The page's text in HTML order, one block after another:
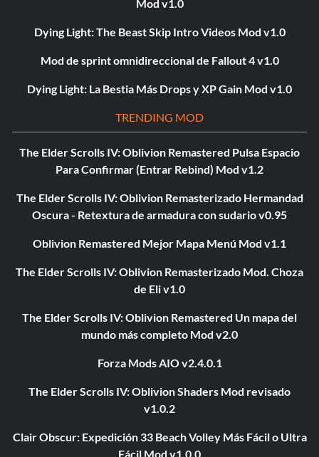
Mod v1.0
Dying Light: The Beast Skip Intro Videos Mod v1.0
Mod de sprint omnidireccional de Fallout 4 v1.0
Dying Light: La Bestia Más Drops y XP Gain Mod v1.0
TRENDING MOD
The Elder Scrolls IV: Oblivion Remastered Pulsa Espacio
Para Confirmar (Entrar Rebind) Mod v1.2
The Elder Scrolls IV: Oblivion Remasterizado Hermandad
Oscura - Retextura de armadura con sudario v0.95
Oblivion Remastered Mejor Mapa Menú Mod v1.1
The Elder Scrolls IV: Oblivion Remasterizado Mod. Choza
de Eli v1.0
The Elder Scrolls IV: Oblivion Remastered Un mapa del
mundo más completo Mod v2.0
Forza Mods AIO v2.4.0.1
The Elder Scrolls IV: Oblivion Shaders Mod revisado
v1.0.2
Clair Obscur: Expedición 33 Beach Volley Más Fácil o Ultra
Fácil Mod v1.0.0